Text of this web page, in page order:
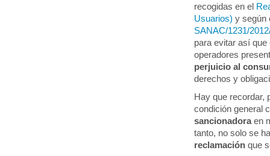
recogidas en el
Usuarios) y según
SANAC/1231/
para evitar así
operadores
perjuicio al
derechos y
Hay que recordar,
condición general
sancionadoraen
tanto, no solo se
reclamación que